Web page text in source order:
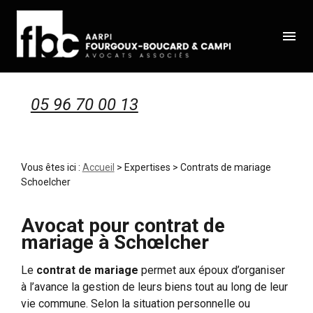
menu
05 96 70 00 13
Vous êtes ici : Accueil > Expertises > Contrats de mariage
Schoelcher
Avocat pour contrat de
mariage à Schœlcher
Le contrat de mariage permet aux époux d’organiser
à l’avance la gestion de leurs biens tout au long de leur
vie commune. Selon la situation personnelle ou
Panneau de gestion des cookies